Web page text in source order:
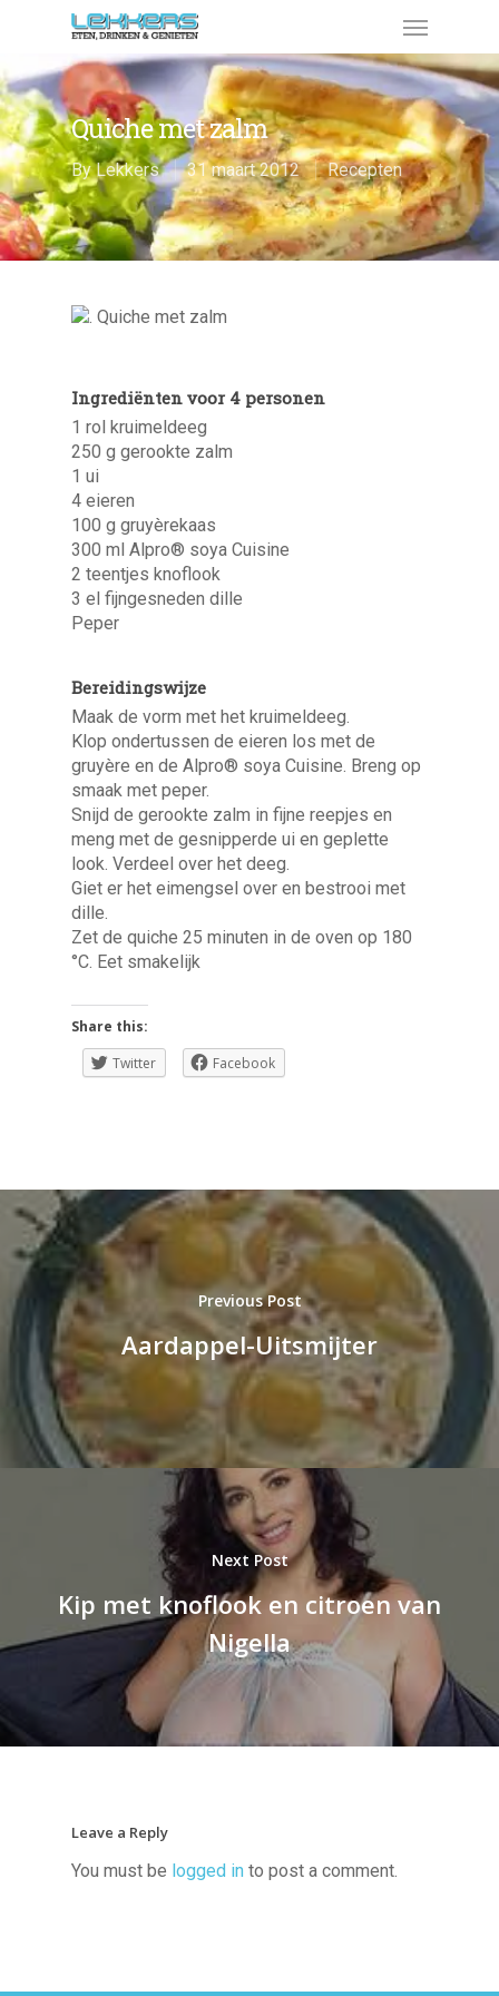
Quiche met zalm
ByLekkers 31 maart 2012 Recepten
Ingrediënten voor 4 personen
1 rol kruimeldeeg
250 g gerookte zalm
1 ui
4 eieren
100 g gruyèrekaas
300 ml Alpro® soya Cuisine
2 teentjes knoflook
3 el fijngesneden dille
Peper
Bereidingswijze
Maak de vorm met het kruimeldeeg.
Klop ondertussen de eieren los met de
gruyère en de Alpro® soya Cuisine. Breng op
smaak met peper.
Snijd de gerookte zalm in fijne reepjes en
meng met de gesnipperde ui en geplette
look. Verdeel over het deeg.
Giet er het eimengsel over en bestrooi met
dille.
Zet de quiche 25 minuten in de oven op 180
°C. Eet smakelijk
Share this:
Twitter
Facebook
Previous Post
Aardappel-Uitsmijter
Next Post
Kip met knoflook en citroen van
Nigella
Leave a Reply
You must be logged in to post a comment.